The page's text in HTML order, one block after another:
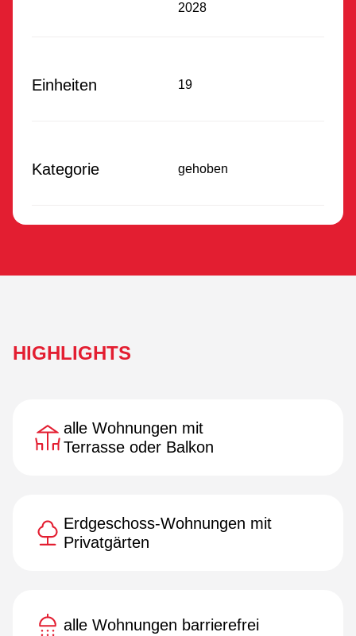
2028
Einheiten 19
Kategorie gehoben
HIGHLIGHTS
alle Wohnungen mit
Terrasse oder Balkon
Erdgeschoss-Wohnungen mit
Privatgärten
alle Wohnungen barrierefrei